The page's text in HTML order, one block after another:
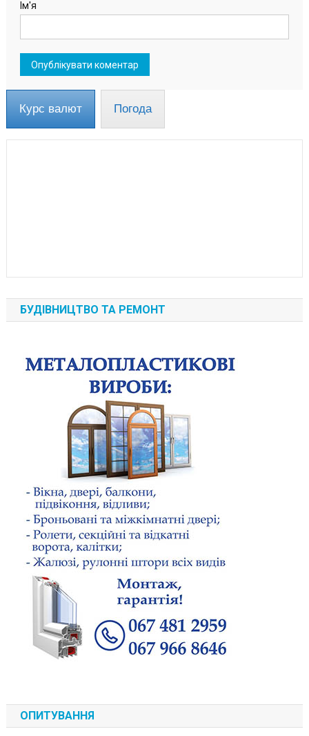
Ім'я
Курс валют Погода
БУДІВНИЦТВО ТА РЕМОНТ
ОПИТУВАННЯ